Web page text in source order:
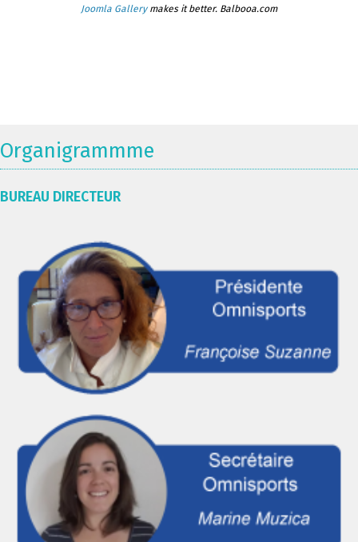
Joomla Gallerymakes it better. Balbooa.com
Organigrammme
BUREAU DIRECTEUR